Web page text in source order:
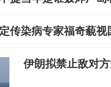
传染病专家福奇藐视
伊朗拟禁止敌对